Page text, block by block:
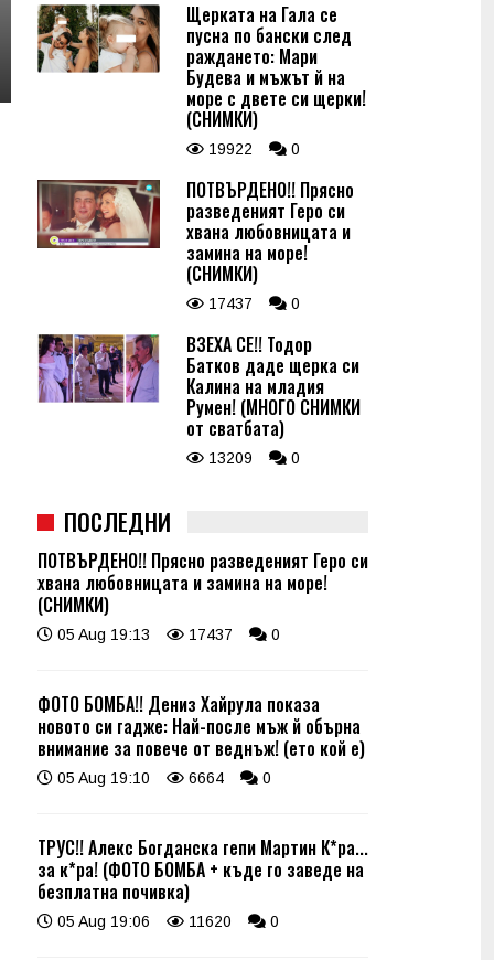
Щерката на Гала се
пусна по бански след
раждането: Мари
Будева и мъжът й на
море с двете си щерки!
(СНИМКИ)
19922 0
ПОТВЪРДЕНО!! Прясно
разведеният Геро си
хвана любовницата и
замина на море!
(СНИМКИ)
17437 0
ВЗЕХА СЕ!! Тодор
Батков даде щерка си
Калина на младия
Румен! (МНОГО СНИМКИ
от сватбата)
13209 0
ПОСЛЕДНИ
ПОТВЪРДЕНО!! Прясно разведеният Геро си
хвана любовницата и замина на море!
(СНИМКИ)
05 Aug 19:13 17437 0
ФОТО БОМБА!! Дениз Хайрула показа
новото си гадже: Най-после мъж й обърна
внимание за повече от веднъж! (ето кой е)
05 Aug 19:10 6664 0
ТРУС!! Алекс Богданска гепи Мартин К*ра...
за к*ра! (ФОТО БОМБА + къде го заведе на
безплатна почивка)
05 Aug 19:06 11620 0